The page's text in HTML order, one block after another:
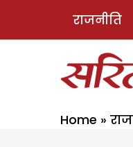
राजनीति
Home »